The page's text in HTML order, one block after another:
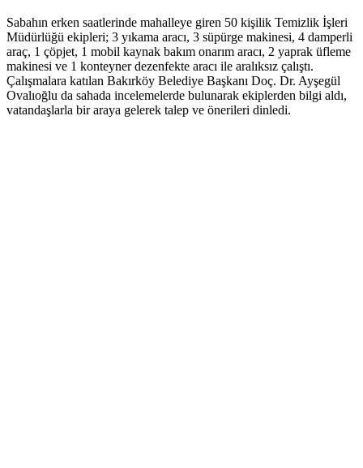
Sabahın erken saatlerinde mahalleye giren 50 kişilik Temizlik İşleri
Müdürlüğü ekipleri; 3 yıkama aracı, 3 süpürge makinesi, 4 damperli
araç, 1 çöpjet, 1 mobil kaynak bakım onarım aracı, 2 yaprak üfleme
makinesi ve 1 konteyner dezenfekte aracı ile aralıksız çalıştı.
Çalışmalara katılan Bakırköy Belediye Başkanı Doç. Dr. Ayşegül
Ovalıoğlu da sahada incelemelerde bulunarak ekiplerden bilgi aldı,
vatandaşlarla bir araya gelerek talep ve önerileri dinledi.